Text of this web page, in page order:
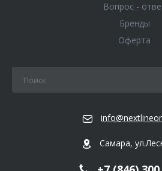
Вопрос -
Бренды
Оферта
Самара,